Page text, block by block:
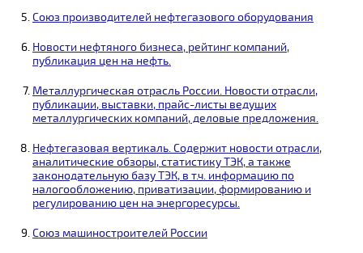
Союз производителей нефтегазового оборудования
Новости нефтяного бизнеса, рейтинг компаний,
публикация цен на нефть.
Металлургическая отрасль России. Новости отрасли,
публикации, выставки, прайс-листы ведущих
металлургических компаний, деловые предложения.
Нефтегазовая вертикаль. Содержит новости отрасли,
аналитические обзоры, статистику ТЭК, а также
законодательную базу ТЭК, в т.ч. информацию по
налогообложению, приватизации, формированию и
регулированию цен на энергоресурсы.
Союз машиностроителей России